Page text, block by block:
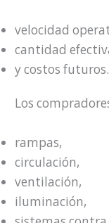
velocidad
cantidad
y costos futuros.
Los
rampas,
circulación,
ventilación,
iluminación,